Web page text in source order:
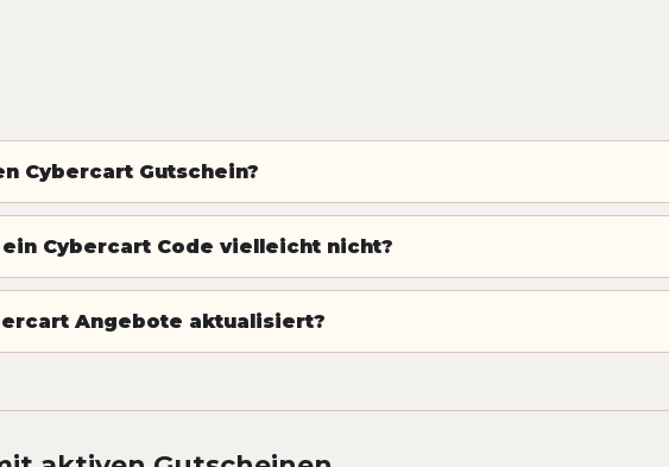
Cybercart Gutschein?
Cybercart Code vielleicht nicht?
Angebote aktualisiert?